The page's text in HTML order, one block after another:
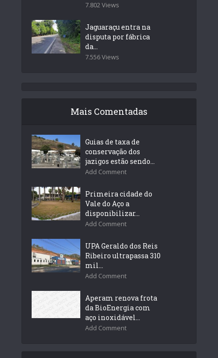
7.802 Views
Jaguaraçu entra na
disputa por fábrica
da...
7.556 Views
Mais Comentadas
Guias de taxa de
conservação dos
jazigos estão sendo...
Add Comment
Primeira cidade do
Vale do Aço a
disponibilizar...
Add Comment
UPA Geraldo dos Reis
Ribeiro ultrapassa 310
mil...
Add Comment
Aperam renova frota
da BioEnergia com
aço inoxidável...
Add Comment